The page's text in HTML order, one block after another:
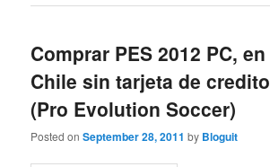
Comprar PES 2012 PC, en
Chile sin tarjeta de credito
(Pro Evolution Soccer)
Posted onSeptember 28, 2011 by Bloguit